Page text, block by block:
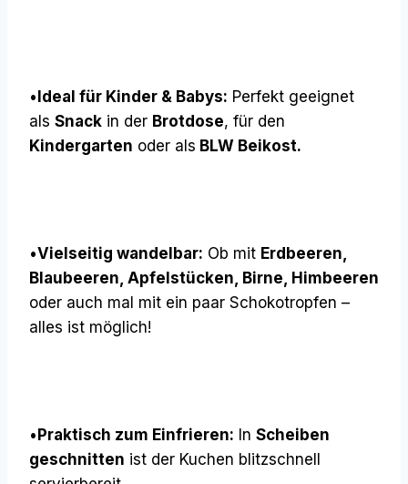
• Ideal für Kinder & Babys: Perfekt geeignet
als Snack in der Brotdose, für den
Kindergarten oder als BLW Beikost.
•Vielseitig wandelbar: Ob mit Erdbeeren,
Blaubeeren, Apfelstücken, Birne, Himbeeren
oder auch mal mit ein paar Schokotropfen –
alles ist möglich!
• Praktisch zum Einfrieren: In Scheiben
geschnitten ist der Kuchen blitzschnell